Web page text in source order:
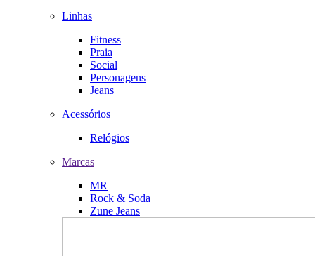
Linhas
Fitness
Praia
Social
Personagens
Jeans
Acessórios
Relógios
Marcas
MR
Rock & Soda
Zune Jeans